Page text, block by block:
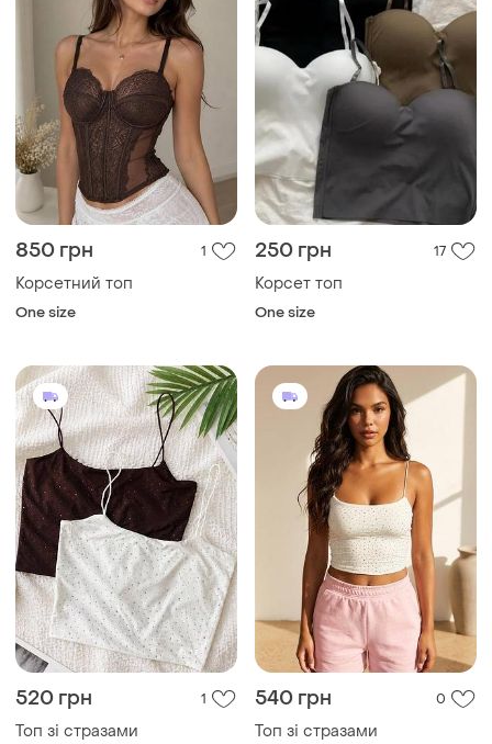
850 грн 1
Корсетний топ
One size
250 грн 17
Корсет топ
One size
520 грн 1
Топ зі стразами
540 грн 0
Топ зі стразами